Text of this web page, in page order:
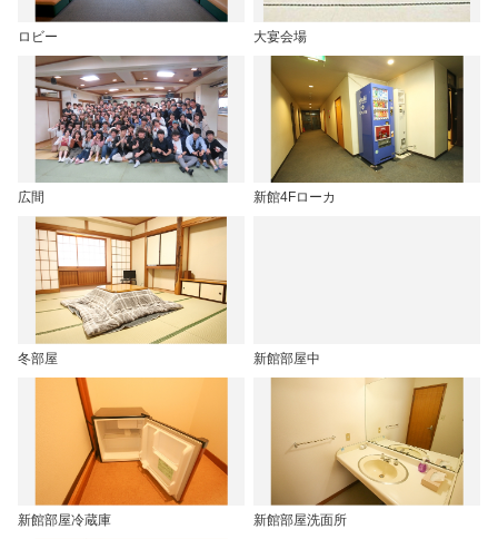
ロビー 大宴会場
広間 新館4Fローカ
冬部屋 新館部屋中
新館部屋冷蔵庫 新館部屋洗面所